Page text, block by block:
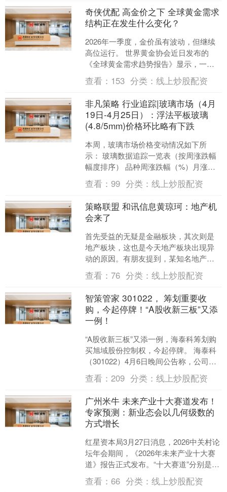
奇侠优配 高金价之下 全球黄金需求
结构正在发生什么变化？
2026年一季度，金价虽有波动，但继续
高位运行。 世界黄金协会近日发布的
《全球黄金需求趋势报告》显示，一季
度，全球黄金总需求（含场外交易）为
1231吨，同比增长....
查看： 153 分类：线上炒股配资
非凡策略 行业追踪|玻璃市场（4月
19日-4月25日）：浮法平板玻璃
(4.8/5mm)价格环比略有下跌
本周，玻璃市场价格变动情况如下所
示： 玻璃数据追踪一览表（按周涨跌幅
幅度排序） 品种周涨跌幅（%）月涨跌
幅（%）日期价格/数量单位浮法平板玻
璃(4.8/5mm)....
查看：99 分类：线上炒股配资
策略联盟 和讯信息黄琼珂：地产机
会来了
首先受益的无疑是金融板块，其次则是
地产板块，这也是今天地产板块出现异
动的原因。有朋友提到，某知名地产商
公开受审，这在某种意义上，也意味着
一个时代的终结。 大家不....
查看：76 分类：线上炒股配资
智策管家 301022， 筹划重要收
购，今起停牌！“A股收新三板”又添
一例！
“A股收新三板”又添一例，海泰科筹划购
买旭域股份控制权，今起停牌。 海泰科
（301022）4月6日晚间公告称，公司正
筹划以发行股份及支付现金相结合的方
式，购买新....
查看：209 分类：线上炒股配资
广州米牛 未来产业十大赛道发布！
专家预测：新业态会以几何级数的
方式增长
红星资本局3月27日消息，2026中关村论
坛年会期间，《2026年未来产业十大赛
道》报告正式发布。“十大赛道”分别是人
形机器人/具身智能、生物制造、脑机接
口、细....
查看：66 分类：线上炒股配资